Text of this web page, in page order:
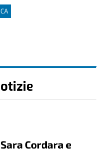
Cordara e